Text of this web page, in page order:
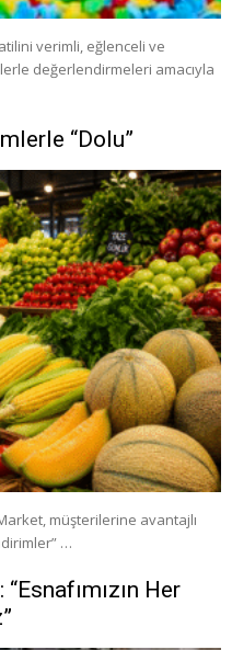
verimli, eğlenceli ve
değerlendirmeleri amacıyla
“Dolu”
müşterilerine avantajlı
…
Her